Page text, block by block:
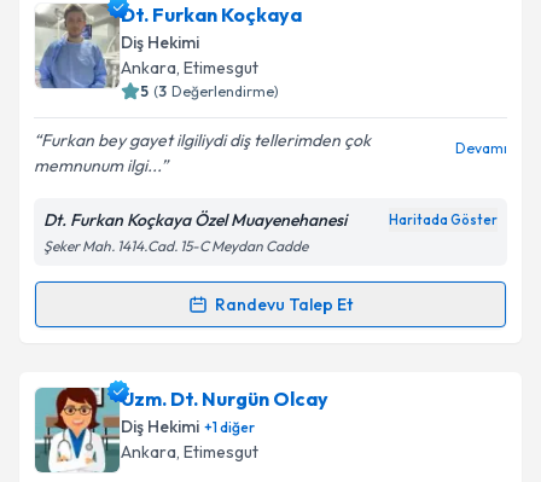
Takvim Talebini Gönder
Dt. Yunus Emre Şimşekiçin randevu takvimi talebi
oluşturun. Size bu uzmandan randevu almanız için bir
takvim hazırlandığında e-posta ile bilgilendireceğiz.
Kişisel verilerimin işlenmesine ilişkin
Aydınlatma
Metni'ni okudum ve kişisel verilerimin belirtilen
kapsamda işlenmesini kabul ediyorum.
Dt. Furkan Koçkaya
Diş Hekimi
Ankara, Etimesgut
5 (3 Değerlendirme)
Furkan bey gayet ilgiliydi diş tellerimden çok
memnunum ilgi...
Devamı
Dt. Furkan Koçkaya Özel Muayenehanesi Haritada Göster
Şeker Mah. 1414.Cad. 15-C Meydan Cadde
Randevu Talep Et
Randevu Takvimi Talebi
Dt. Furkan Koçkayaiçin randevu takvimi talebi
oluşturun. Size bu uzmandan randevu almanız için bir
takvim hazırlandığında e-posta ile bilgilendireceğiz.
Uzm. Dt. Nurgün Olcay
Diş Hekimi +1diğer
Ankara, Etimesgut